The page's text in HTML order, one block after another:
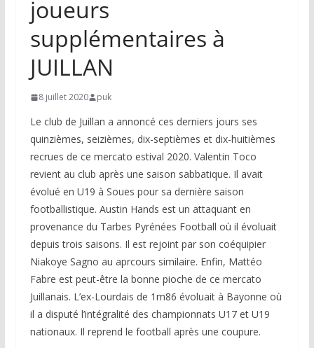
joueurs
supplémentaires à
JUILLAN
8 juillet 2020 puk
Le club de Juillan a annoncé ces derniers jours ses
quinzièmes, seizièmes, dix-septièmes et dix-huitièmes
recrues de ce mercato estival 2020. Valentin Toco
revient au club après une saison sabbatique. Il avait
évolué en U19 à Soues pour sa dernière saison
footballistique. Austin Hands est un attaquant en
provenance du Tarbes Pyrénées Football où il évoluait
depuis trois saisons. Il est rejoint par son coéquipier
Niakoye Sagno au aprcours similaire. Enfin, Mattéo
Fabre est peut-être la bonne pioche de ce mercato
Juillanais. L’ex-Lourdais de 1m86 évoluait à Bayonne où
il a disputé l’intégralité des championnats U17 et U19
nationaux. Il reprend le football après une coupure.